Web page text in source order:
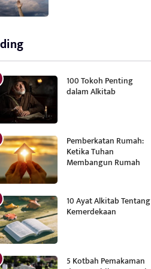
100 Tokoh Penting
dalam Alkitab
Pemberkatan Rumah:
Ketika Tuhan
Membangun Rumah
10 Ayat Alkitab Tentang
Kemerdekaan
5 Kotbah Pemakaman